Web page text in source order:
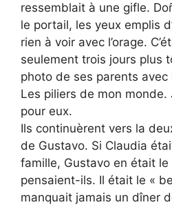
ressemblait à une gifle.
le portail, les yeux emplis
rien à voir avec l’orage.
seulement trois jours plus
photo de ses parents avec
Les piliers de mon monde.
pour eux.
Ils continuèrent vers la
de Gustavo. Si Claudia
famille, Gustavo en était
pensaient-ils. Il était le «
manquait jamais un dîner